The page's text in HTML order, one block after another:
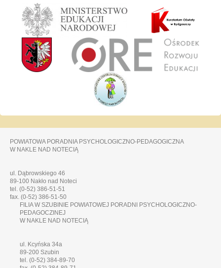
POWIATOWA PORADNIA PSYCHOLOGICZNO-PEDAGOGICZNA
W NAKLE NAD NOTECIĄ
ul. Dąbrowskiego 46
89-100 Nakło nad Noteci
tel. (0-52) 386-51-51
fax. (0-52) 386-51-50
FILIA W SZUBINIE POWIATOWEJ PORADNI PSYCHOLOGICZNO-
PEDAGOCZINEJ
W NAKLE NAD NOTECIĄ
ul. Kcyńska 34a
89-200 Szubin
tel. (0-52) 384-89-70